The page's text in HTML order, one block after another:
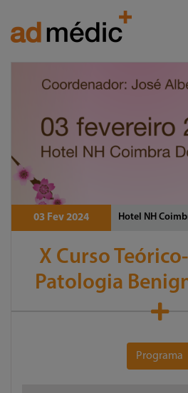
03 Fev 2024 Hotel NH
X Curso
Patologia
Programa